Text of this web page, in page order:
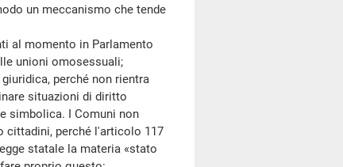
un meccanismo che tende
momento in Parlamento
unioni omosessuali;
perché non rientra
situazioni di diritto
simbolica. I Comuni non
cittadini, perché l'articolo 117
statale la materia «stato